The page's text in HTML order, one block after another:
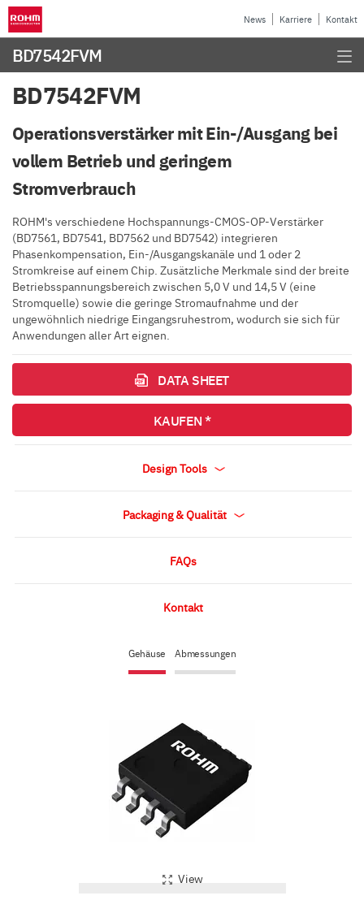
News Karriere Kontakt
BD7542FVM
Gehäuse Abmessungen
View
BD7542FVM
Operationsverstärker mit Ein-/Ausgang bei
vollem Betrieb und geringem
Stromverbrauch
ROHM's verschiedene Hochspannungs-CMOS-OP-Verstärker
(BD7561, BD7541, BD7562 und BD7542) integrieren
Phasenkompensation, Ein-/Ausgangskanäle und 1 oder 2
Stromkreise auf einem Chip. Zusätzliche Merkmale sind der breite
Betriebsspannungsbereich zwischen 5,0 V und 14,5 V (eine
Stromquelle) sowie die geringe Stromaufnahme und der
ungewöhnlich niedrige Eingangsruhestrom, wodurch sie sich für
Anwendungen aller Art eignen.
DATA SHEET
KAUFEN *
Design Tools
Packaging & Qualität
FAQs
Kontakt